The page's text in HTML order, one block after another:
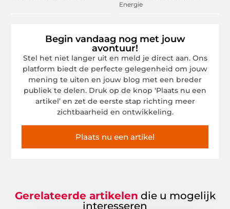
Energie
Begin vandaag nog met jouw
avontuur!
Stel het niet langer uit en meld je direct aan. Ons
platform biedt de perfecte gelegenheid om jouw
mening te uiten en jouw blog met een breder
publiek te delen. Druk op de knop ‘Plaats nu een
artikel’ en zet de eerste stap richting meer
zichtbaarheid en ontwikkeling.
Plaats nu een artikel
Gerelateerde artikelen die u mogelijk
interesseren